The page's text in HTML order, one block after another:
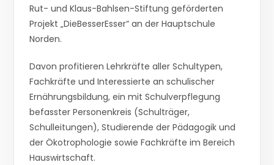
Rut- und Klaus-Bahlsen-Stiftung geförderten
Projekt „DieBesserEsser“ an der Hauptschule
Norden.
Davon profitieren Lehrkräfte aller Schultypen,
Fachkräfte und Interessierte an schulischer
Ernährungsbildung, ein mit Schulverpflegung
befasster Personenkreis (Schulträger,
Schulleitungen), Studierende der Pädagogik und
der Ökotrophologie sowie Fachkräfte im Bereich
Hauswirtschaft.